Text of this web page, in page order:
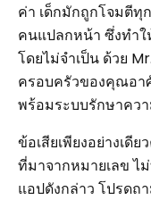
ค่า เด็กมักถูกโจมตีทุ
คนแปลกหน้า ซึ่งทำใ
โดยไม่จำเป็น ด้วย
ครอบครัวของคุณอา
พร้อมระบบรักษาคว
ข้อเสียเพียงอย่างเ
ที่มาจากหมายเลข
แอปดังกล่าว โปรดถ